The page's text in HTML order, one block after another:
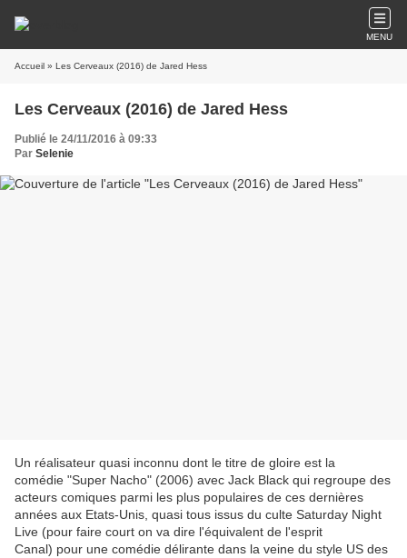
MENU
Accueil » Les Cerveaux (2016) de Jared Hess
Les Cerveaux (2016) de Jared Hess
Publié le 24/11/2016 à 09:33
Par Selenie
Un réalisateur quasi inconnu dont le titre de gloire est la
comédie "Super Nacho" (2006) avec Jack Black qui regroupe des
acteurs comiques parmi les plus populaires de ces dernières
années aux Etats-Unis, quasi tous issus du culte Saturday Night
Live (pour faire court on va dire l'équivalent de l'esprit
Canal) pour une comédie délirante dans la veine du style US des